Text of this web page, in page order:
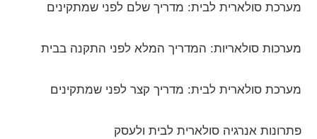
מערכת סולארית לבית: מדריך שלם לפני שמתקינים
מערכות סולאריות: המדריך המלא לפני התקנה בבית
מערכת סולארית לבית: מדריך קצר לפני שמתקינים
פתרונות אנרגיה סולארית לבית ולעסק